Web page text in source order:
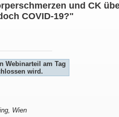
und CK
COVID-19?"
Webinarteil am Tag
wird.
Wien